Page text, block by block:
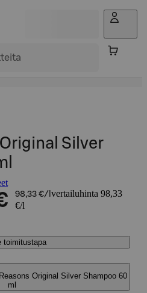
Silver
98,33 €/l vertailuhinta 98,33
€/l
toimitustapa
Original Silver Shampoo 60
ml